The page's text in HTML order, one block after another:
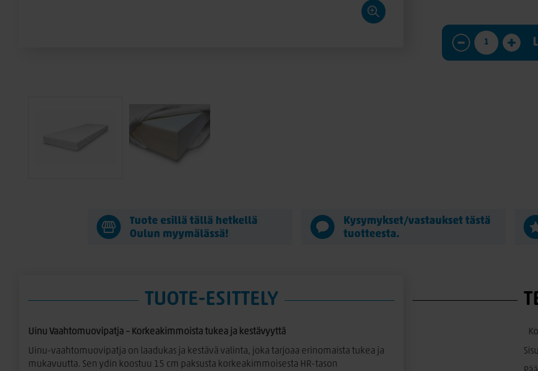
Tuote esillä tällä hetkellä
Oulun myymälässä!
Kysymykset/vastaukset tästä
tuotteesta.
TUOTE-ESITTELY
Uinu Vaahtomuovipatja – Korkeakimmoista tukea ja kestävyyttä
Uinu-vaahtomuovipatja on laadukas ja kestävä valinta, joka tarjoaa erinomaista tukea ja
mukavuutta. Sen ydin koostuu 15 cm paksusta korkeakimmoisesta HR-tason